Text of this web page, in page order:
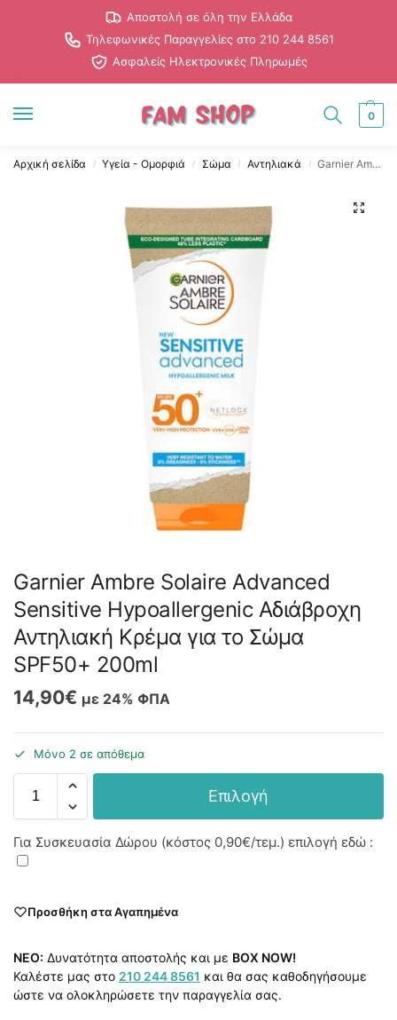
Αποστολή σε όλη την Ελλάδα
Τηλεφωνικές Παραγγελίες στο 210 244 8561
Ασφαλείς Ηλεκτρονικές Πληρωμές
0
Αρχική σελίδα / Υγεία - Ομορφιά / Σώμα / Αντηλιακά / Garnier Ambre Solaire Advanced Sensitive Hypoallergenic Αδιάβροχη Αντηλιακή Κρέμα για το Σώμα SPF50+ 200ml
Garnier Ambre Solaire Advanced
Sensitive Hypoallergenic Αδιάβροχη
Αντηλιακή Κρέμα για το Σώμα
SPF50+ 200ml
14,90€ με 24% ΦΠΑ
Μόνο 2 σε απόθεμα
Επιλογή
Για Συσκευασία Δώρου (κόστος 0,90€/τεμ.) επιλογή εδώ :
Προσθήκη στα Αγαπημένα
NEO: Δυνατότητα αποστολής και με BOX NOW!
Καλέστε μας στο 210 244 8561 και θα σας καθοδηγήσουμε
ώστε να ολοκληρώσετε την παραγγελία σας.